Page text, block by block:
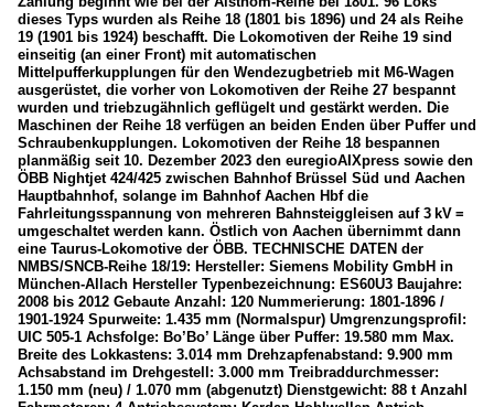
dieses Typs wurden als Reihe 18 (1801 bis 1896) und 24 als Reihe
19 (1901 bis 1924) beschafft. Die Lokomotiven der Reihe 19 sind
einseitig (an einer Front) mit automatischen
Mittelpufferkupplungen für den Wendezugbetrieb mit M6-Wagen
ausgerüstet, die vorher von Lokomotiven der Reihe 27 bespannt
wurden und triebzugähnlich geflügelt und gestärkt werden. Die
Maschinen der Reihe 18 verfügen an beiden Enden über Puffer und
Schraubenkupplungen. Lokomotiven der Reihe 18 bespannen
planmäßig seit 10. Dezember 2023 den euregioAIXpress sowie den
ÖBB Nightjet 424/425 zwischen Bahnhof Brüssel Süd und Aachen
Hauptbahnhof, solange im Bahnhof Aachen Hbf die
Fahrleitungsspannung von mehreren Bahnsteiggleisen auf 3 kV =
umgeschaltet werden kann. Östlich von Aachen übernimmt dann
eine Taurus-Lokomotive der ÖBB. TECHNISCHE DATEN der
NMBS/SNCB-Reihe 18/19: Hersteller: Siemens Mobility GmbH in
München-Allach Hersteller Typenbezeichnung: ES60U3 Baujahre:
2008 bis 2012 Gebaute Anzahl: 120 Nummerierung: 1801-1896 /
1901-1924 Spurweite: 1.435 mm (Normalspur) Umgrenzungsprofil:
UIC 505-1 Achsfolge: Bo’Bo’ Länge über Puffer: 19.580 mm Max.
Breite des Lokkastens: 3.014 mm Drehzapfenabstand: 9.900 mm
Achsabstand im Drehgestell: 3.000 mm Treibraddurchmesser:
1.150 mm (neu) / 1.070 mm (abgenutzt) Dienstgewicht: 88 t Anzahl